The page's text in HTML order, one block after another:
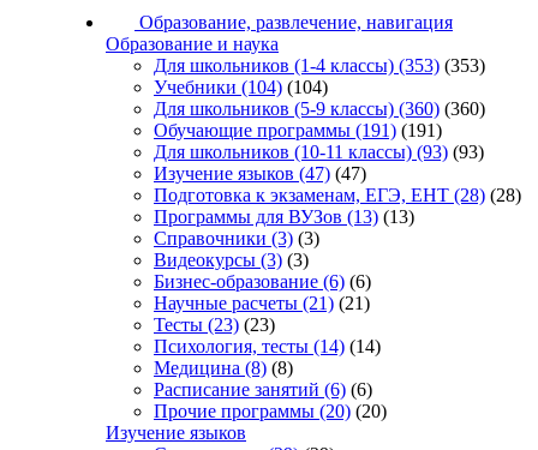
Образование, развлечение, навигация
Образование и наука
Для школьников (1-4 классы) (353) (353)
Учебники (104) (104)
Для школьников (5-9 классы) (360) (360)
Обучающие программы (191) (191)
Для школьников (10-11 классы) (93) (93)
Изучение языков (47) (47)
Подготовка к экзаменам, ЕГЭ, ЕНТ (28) (28)
Программы для ВУЗов (13) (13)
Справочники (3) (3)
Видеокурсы (3) (3)
Бизнес-образование (6) (6)
Научные расчеты (21) (21)
Тесты (23) (23)
Психология, тесты (14) (14)
Медицина (8) (8)
Расписание занятий (6) (6)
Прочие программы (20) (20)
Изучение языков